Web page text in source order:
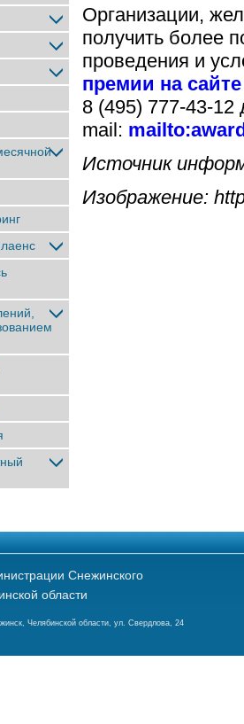
Организации,
получить более
проведения и
премии на
8 (495) 777-43-12
mail:
Источник
Изображение:
Снежинского
области
Челябинской области, ул. Свердлова, 24